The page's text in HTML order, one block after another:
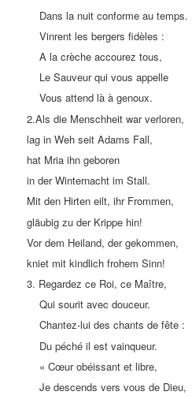
Dans la nuit conforme au temps.
Vinrent les bergers fidèles :
A la crèche accourez tous,
Le Sauveur qui vous appelle
Vous attend là à genoux.
2.Als die Menschheit war verloren,
lag in Weh seit Adams Fall,
hat Mria ihn geboren
in der Winternacht im Stall.
Mit den Hirten eilt, ihr Frommen,
gläubig zu der Krippe hin!
Vor dem Heiland, der gekommen,
kniet mit kindlich frohem Sinn!
3. Regardez ce Roi, ce Maître,
Qui sourit avec douceur.
Chantez-lui des chants de fête :
Du péché il est vainqueur.
« Cœur obéissant et libre,
Je descends vers vous de Dieu,